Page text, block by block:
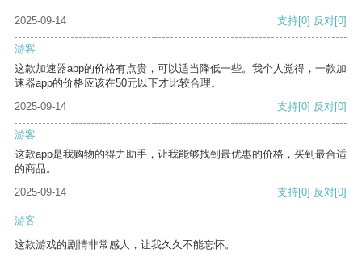
2025-09-14 支持[0] 反对[0]
游客
这款加速器app的价格有点贵，可以适当降低一些。我个人觉得，一款加
速器app的价格应该在50元以下才比较合理。
2025-09-14
支持[0] 反对[0]
游客
这款app是我购物的得力助手，让我能够找到最优惠的价格，买到最合适
的商品。
2025-09-14
支持[0] 反对[0]
游客
这款游戏的剧情非常感人，让我久久不能忘怀。